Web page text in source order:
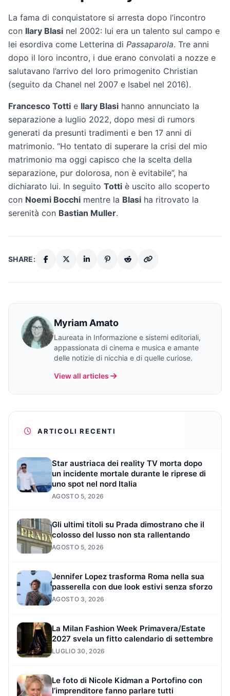
La fama di conquistatore si arresta dopo l’incontro
con Ilary Blasi nel 2002: lui era un talento sul campo e
lei esordiva come Letterina di Passaparola. Tre anni
dopo il loro incontro, i due erano convolati a nozze e
salutavano l’arrivo del loro primogenito Christian
(seguito da Chanel nel 2007 e Isabel nel 2016).
Francesco Totti e Ilary Blasi hanno annunciato la
separazione a luglio 2022, dopo mesi di rumors
generati da presunti tradimenti e ben 17 anni di
matrimonio. “Ho tentato di superare la crisi del mio
matrimonio ma oggi capisco che la scelta della
separazione, pur dolorosa, non è evitabile”, ha
dichiarato lui. In seguito Totti è uscito allo scoperto
con Noemi Bocchi mentre la Blasi ha ritrovato la
serenità con Bastian Muller.
SHARE:
Myriam Amato
Laureata in Informazione e sistemi editoriali,
appassionata di cinema e musica e amante
delle notizie di nicchia e di quelle curiose.
View all articles
ARTICOLI RECENTI
Star austriaca dei reality TV morta dopo
un incidente mortale durante le riprese di
uno spot nel nord Italia
AGOSTO 5, 2026
Gli ultimi titoli su Prada dimostrano che il
colosso del lusso non sta rallentando
AGOSTO 5, 2026
Jennifer Lopez trasforma Roma nella sua
passerella con due look estivi senza sforzo
AGOSTO 3, 2026
La Milan Fashion Week Primavera/Estate
2027 svela un fitto calendario di settembre
LUGLIO 30, 2026
Le foto di Nicole Kidman a Portofino con
l’imprenditore fanno parlare tutti